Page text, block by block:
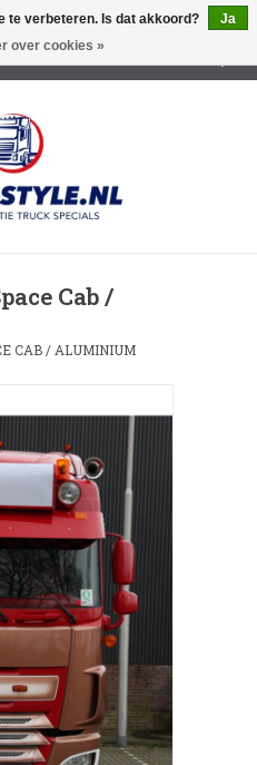
Cab /
CAB / ALUMINIUM
te verbeteren. Is dat akkoord?
Ja
over cookies »